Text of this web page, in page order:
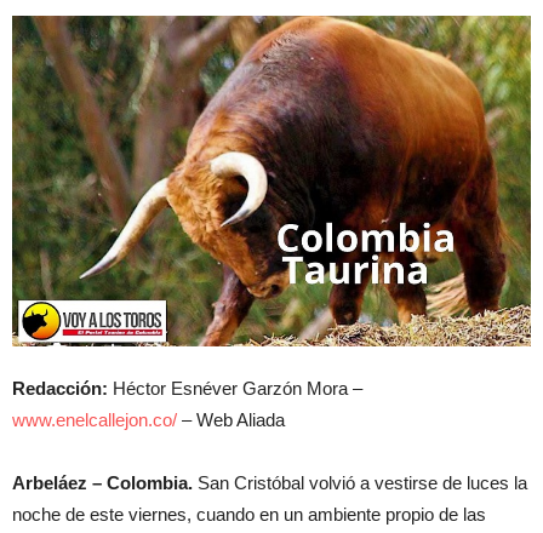
Redacción: Héctor Esnéver Garzón Mora –
www.enelcallejon.co/ – Web Aliada
Arbeláez – Colombia. San Cristóbal volvió a vestirse de luces la
noche de este viernes, cuando en un ambiente propio de las